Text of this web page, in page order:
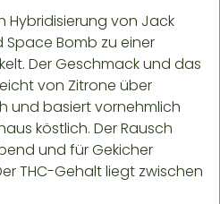
Hybridisierung von Jack
Space Bomb zu einer
Der Geschmack und das
von Zitrone über
und basiert vornehmlich
köstlich. Der Rausch
und für Gekicher
THC-Gehalt liegt zwischen